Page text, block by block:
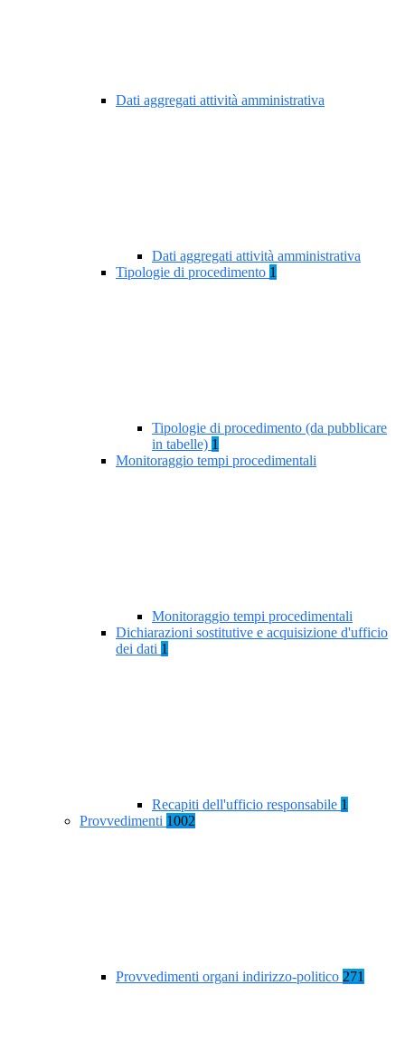
Dati aggregati attività amministrativa
Dati aggregati attività amministrativa
Tipologie di procedimento 1
Tipologie di procedimento (da pubblicare
in tabelle) 1
Monitoraggio tempi procedimentali
Monitoraggio tempi procedimentali
Dichiarazioni sostitutive e acquisizione d'ufficio
dei dati 1
Recapiti dell'ufficio responsabile 1
Provvedimenti 1002
Provvedimenti organi indirizzo-politico 271